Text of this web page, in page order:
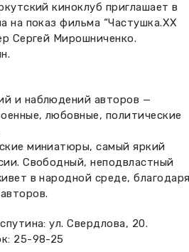
Вакансии музея
Независимая оценка
Научные издания
Новости
Прейскурант
Фонды и коллекции
Ледокол Ангара
В.Г. Распутина
фондовый отдел
дом А.М. Тюрюмина
Музеи региона
квалификации
выставки
мероприятия
киноклуб приглашает в
на показ фильма “Частушка.XX
Сергей Мирошниченко.
и наблюдений авторов —
любовные, политические
миниатюры, самый яркий
Свободный, неподвластный
в народной среде,
ул. Свердлова, 20.
25-98-25